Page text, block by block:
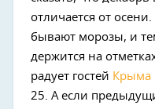
отличается от
бывают морозы, и
держится на
радует гостей Крыма
25. А если